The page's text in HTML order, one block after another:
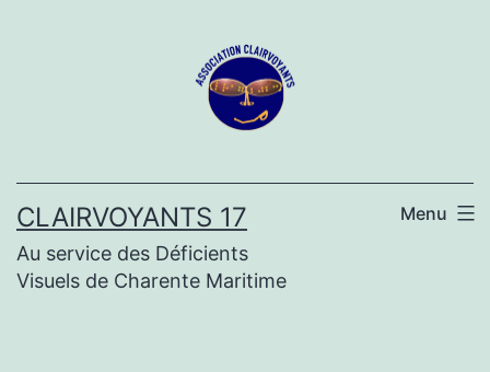
CLAIRVOYANTS 17
Au service des Déficients
Visuels de Charente Maritime
Menu